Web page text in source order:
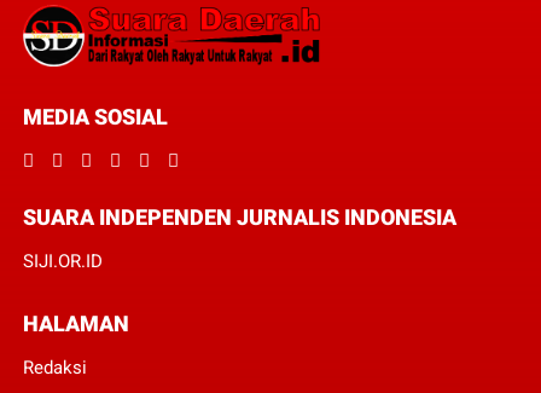
MEDIA SOSIAL
SUARA INDEPENDEN JURNALIS INDONESIA
SIJI.OR.ID
HALAMAN
Redaksi